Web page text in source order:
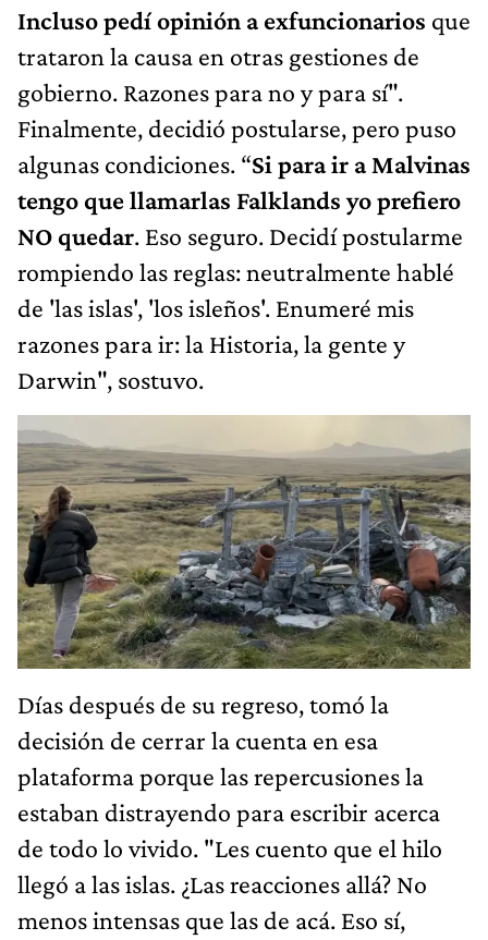
Incluso pedí opinión a exfuncionarios que
trataron la causa en otras gestiones de
gobierno. Razones para no y para sí".
Finalmente, decidió postularse, pero puso
algunas condiciones. “Si para ir a Malvinas
tengo que llamarlas Falklands yo prefiero
NO quedar. Eso seguro. Decidí postularme
rompiendo las reglas: neutralmente hablé
de 'las islas', 'los isleños'. Enumeré mis
razones para ir: la Historia, la gente y
Darwin", sostuvo.
Días después de su regreso, tomó la
decisión de cerrar la cuenta en esa
plataforma porque las repercusiones la
estaban distrayendo para escribir acerca
de todo lo vivido. "Les cuento que el hilo
llegó a las islas. ¿Las reacciones allá? No
menos intensas que las de acá. Eso sí,